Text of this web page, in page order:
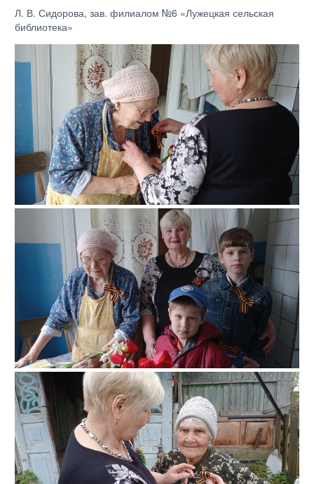
Л. В. Сидорова, зав. филиалом №6 «Лужецкая сельская
библиотека»